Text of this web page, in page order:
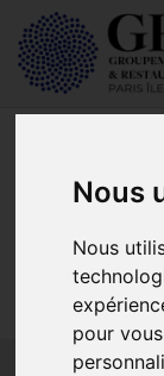
Nous
Nous
pour
Actualités Qui